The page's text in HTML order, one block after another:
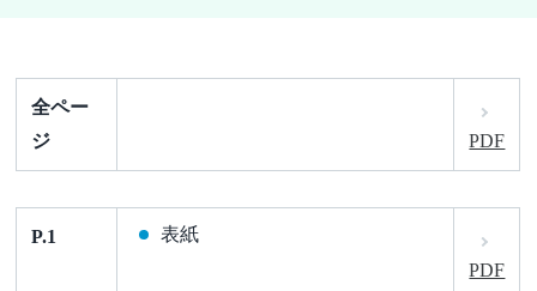
全ペー
ジ
PDF
P.1
表紙
PDF